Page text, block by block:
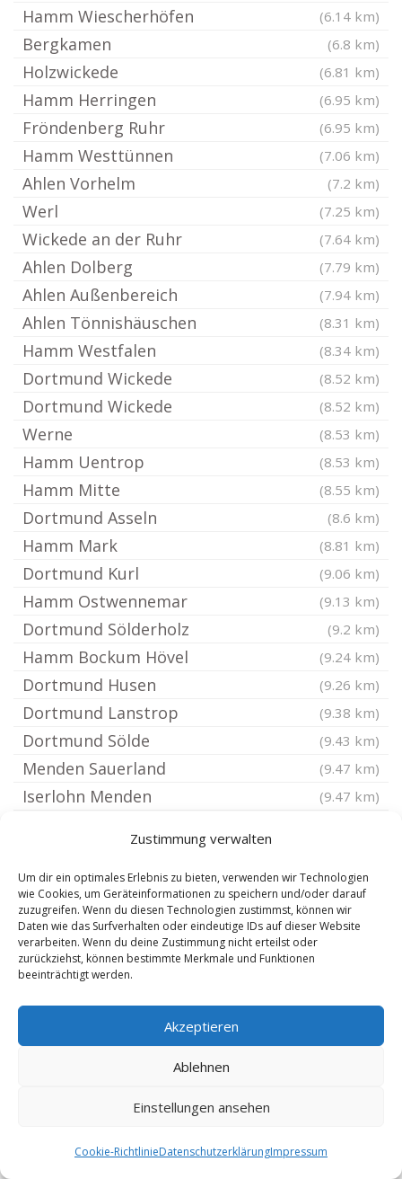
Zustimmung verwalten
Um dir ein optimales Erlebnis zu bieten, verwenden wir Technologien
wie Cookies, um Geräteinformationen zu speichern und/oder darauf
zuzugreifen. Wenn du diesen Technologien zustimmst, können wir
Daten wie das Surfverhalten oder eindeutige IDs auf dieser Website
verarbeiten. Wenn du deine Zustimmung nicht erteilst oder
zurückziehst, können bestimmte Merkmale und Funktionen
beeinträchtigt werden.
Akzeptieren
Ablehnen
Einstellungen ansehen
Cookie-RichtlinieDatenschutzerklärungImpressum
Hamm Wiescherhöfen (6.14 km)
Bergkamen (6.8 km)
Holzwickede (6.81 km)
Hamm Herringen (6.95 km)
Fröndenberg Ruhr (6.95 km)
Hamm Westtünnen (7.06 km)
Ahlen Vorhelm (7.2 km)
Werl (7.25 km)
Wickede an der Ruhr (7.64 km)
Ahlen Dolberg (7.79 km)
Ahlen Außenbereich (7.94 km)
Ahlen Tönnishäuschen (8.31 km)
Hamm Westfalen (8.34 km)
Dortmund Wickede (8.52 km)
Dortmund Wickede (8.52 km)
Werne (8.53 km)
Hamm Uentrop (8.53 km)
Hamm Mitte (8.55 km)
Dortmund Asseln (8.6 km)
Hamm Mark (8.81 km)
Dortmund Kurl (9.06 km)
Hamm Ostwennemar (9.13 km)
Dortmund Sölderholz (9.2 km)
Hamm Bockum Hövel (9.24 km)
Dortmund Husen (9.26 km)
Dortmund Lanstrop (9.38 km)
Dortmund Sölde (9.43 km)
Menden Sauerland (9.47 km)
Iserlohn Menden (9.47 km)
Hamm Braam Heessen (9.88 km)
Welver (9.92 km)
Lünen Mitte (9.92 km)
Dortmund Brackel
Dortmund Hostedde
Dortmund Lichtendorf (10.11 km)
Dortmund Berghofen (10.35 km)